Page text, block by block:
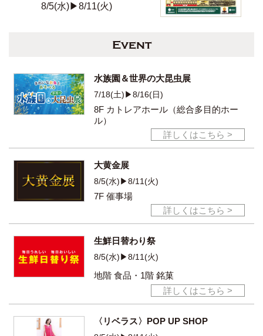
8/5(水)▶8/11(火)
Event
水族園＆世界の大昆虫展
7/18(土)▶8/16(日)
8F カトレアホール（総合多目的ホー
ル）
詳しくはこちら >
大黄金展
8/5(水)▶8/11(火)
7F 催事場
詳しくはこちら >
生鮮日替わり祭
8/5(水)▶8/11(火)
地階 食品・1階 銘菓
詳しくはこちら >
〈リベラス〉POP UP SHOP